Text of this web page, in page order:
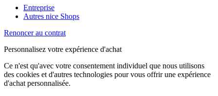
Entreprise
Autres nice Shops
Renoncer au contrat
Personnalisez votre expérience d'achat
Ce n'est qu'avec votre consentement individuel que nous utilisons
des cookies et d'autres technologies pour vous offrir une expérience
d'achat personnalisée.